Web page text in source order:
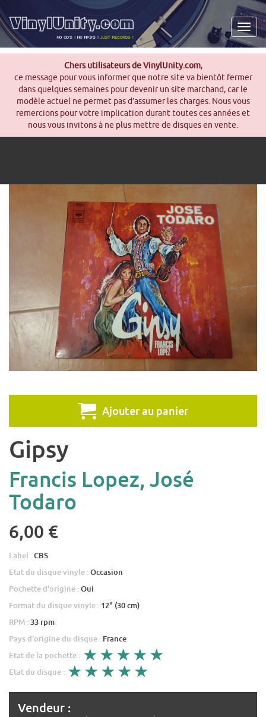
Chers utilisateurs de VinylUnity.com,
ce message pour vous informer que notre site va bientôt fermer
dans quelques semaines pour devenir un site marchand, car le
modèle actuel ne permet pas d’assumer les charges. Nous vous
remercions pour votre implication durant toutes ces années et
nous vous invitons à ne plus mettre de disques en vente.
Ajouter au panier
Gipsy
Francis Lopez, José
Todaro
6,00 €
Label :CBS
Etat du disque vinyle :Occasion
Pochette d'origine :Oui
Format du disque vinyle : 12" (30 cm)
RPM : 33 rpm
Pays d'origine du disque : France
Etat de la pochette :
Etat du disque :
Vendeur :